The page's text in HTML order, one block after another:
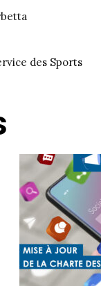
des Sports